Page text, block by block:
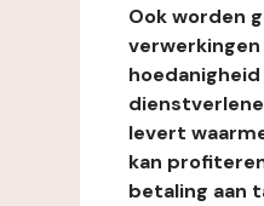
Ook worden
levert
kan
betaling aan